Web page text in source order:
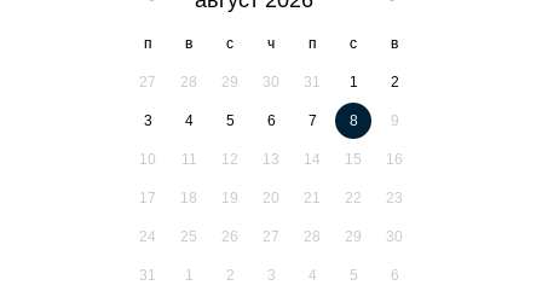
п в с ч п с в
27 28 29 30 31 1 2
3 4 5 6 7 8 9
10 11 12 13 14 15 16
17 18 19 20 21 22 23
24 25 26 27 28 29 30
31 1 2 3 4 5 6